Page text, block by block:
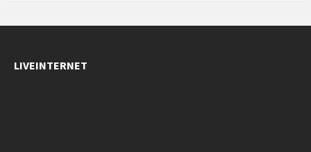
LIVEINTERNET